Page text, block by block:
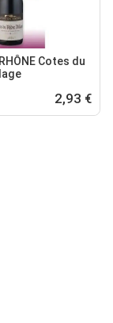
Cotes du
2,93 €